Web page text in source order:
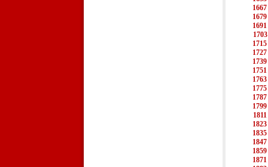
1667
1679
1691
1703
1715
1727
1739
1751
1763
1775
1787
1799
1811
1823
1835
1847
1859
1871